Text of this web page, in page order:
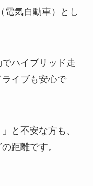
電気自動車）とし
ハイブリッド走
イブも安心で
と不安な方も、
距離です。